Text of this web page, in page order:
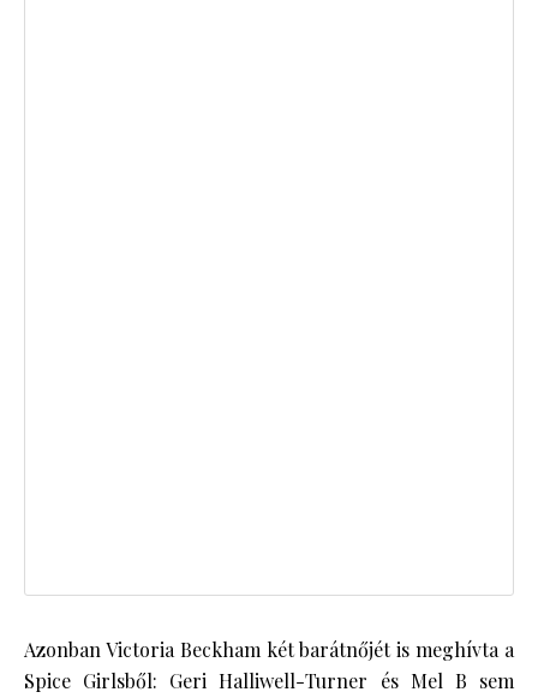
Azonban Victoria Beckham két barátnőjét is meghívta a
Spice Girlsből: Geri Halliwell-Turner és Mel B sem